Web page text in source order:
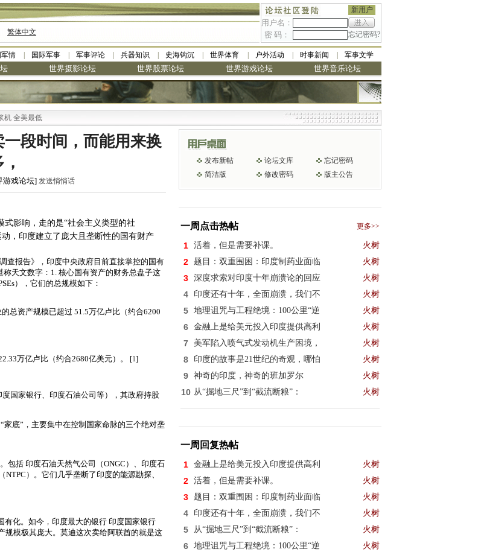
新用户
用户名：
密 码：
忘记密码?
繁体中文
情 国际军事 军事评论 兵器知识 史海钩沉 世界体育 户外活动 时事新闻 军事文学
世界摄影论坛 世界股票论坛 世界游戏论坛 世界音乐论坛
低
段时间，而能用来换
游戏论坛] 发送悄悄话
式影响，走的是“社会主义类型的社
，印度建立了庞大且垄断性的国有财产
查报告》，印度中央政府目前直接掌控的国有
天文数字： 1. 核心国有资产的财务总盘子这
），它们的总规模如下：
总资产规模已超过 51.5万亿卢比（约合6200
万亿卢比（约合2680亿美元） 。 [1]
国家银行、印度石油公司等），其政府持股
底”，主要集中在控制国家命脉的三个绝对垄
包括 印度石油天然气公司（ONGC） 、印度石
） 。它们几乎垄断了印度的能源勘探、
有化。如今，印度最大的银行 印度国家银行
规模极其庞大。莫迪这次卖给阿联酋的就是这
发布新帖 论坛文库
忘记密码
简洁版
修改密码 版主公告
一周点击热帖 更多>>
1 活着，但是需要补课。 火树
2 题目：双重围困：印度制药业面临 火树
3 深度求索对印度十年崩溃论的回应 火树
4 印度还有十年，全面崩溃，我们不 火树
5 地理诅咒与工程绝境：100公里“逆 火树
6 金融上是给美元投入印度提供高利 火树
7 美军陷入喷气式发动机生产困境， 火树
8 印度的故事是21世纪的奇观，哪怕 火树
9 神奇的印度，神奇的班加罗尔 火树
10 从“掘地三尺”到“截流断粮”： 火树
一周回复热帖
1 金融上是给美元投入印度提供高利 火树
2 活着，但是需要补课。 火树
3 题目：双重围困：印度制药业面临 火树
4 印度还有十年，全面崩溃，我们不 火树
5 从“掘地三尺”到“截流断粮”： 火树
6 地理诅咒与工程绝境：100公里“逆 火树